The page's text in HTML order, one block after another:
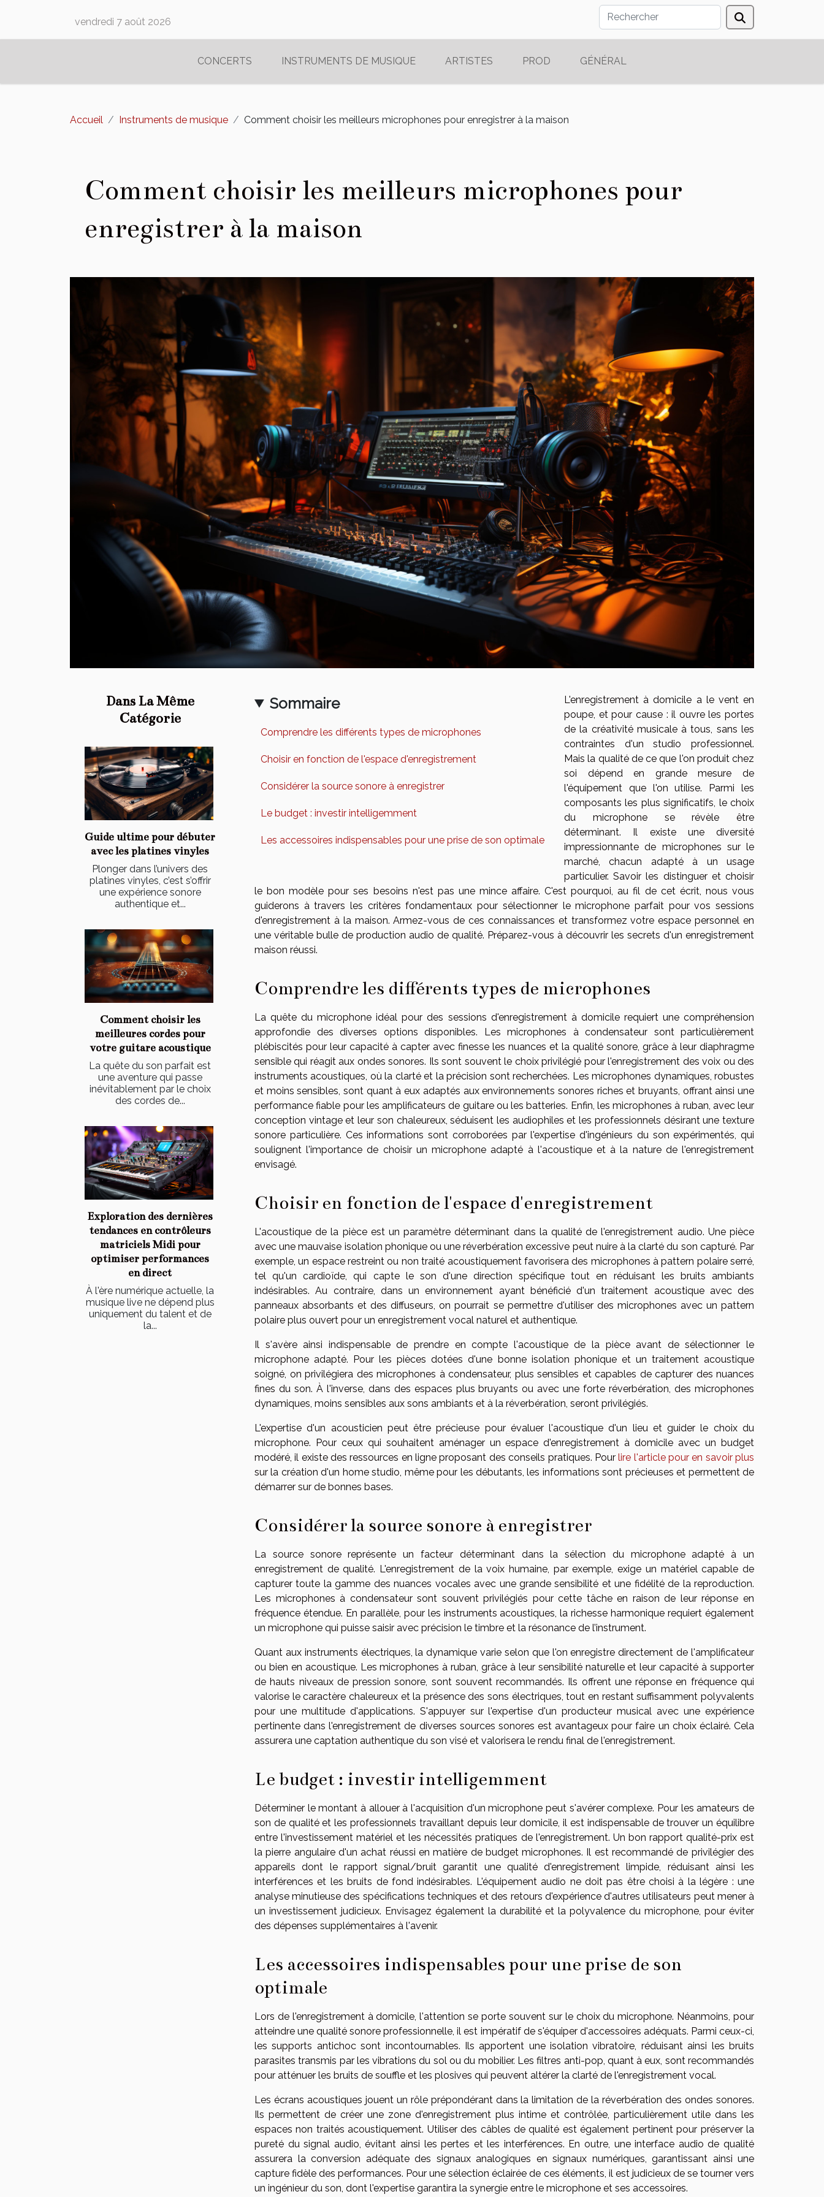
vendredi 7 août 2026
CONCERTS INSTRUMENTS DE MUSIQUE ARTISTES PROD GÉNÉRAL
Accueil Instruments de musique Comment choisir les meilleurs microphones pour enregistrer à la maison
Comment choisir les meilleurs microphones pour
enregistrer à la maison
Dans La Même
Catégorie
Guide ultime pour débuter
avec les platines vinyles
Plonger dans l’univers des
platines vinyles, c’est s’offrir
une expérience sonore
authentique et...
Comment choisir les
meilleures cordes pour
votre guitare acoustique
La quête du son parfait est
une aventure qui passe
inévitablement par le choix
des cordes de...
Exploration des dernières
tendances en contrôleurs
matriciels Midi pour
optimiser performances
en direct
À l'ère numérique actuelle, la
musique live ne dépend plus
uniquement du talent et de
la...
Sommaire
Comprendre les différents types de microphones
Choisir en fonction de l'espace d'enregistrement
Considérer la source sonore à enregistrer
Le budget : investir intelligemment
Les accessoires indispensables pour une prise de son optimale
L'enregistrement à domicile a le vent en
poupe, et pour cause : il ouvre les portes
de la créativité musicale à tous, sans les
contraintes d'un studio professionnel.
Mais la qualité de ce que l'on produit chez
soi dépend en grande mesure de
l'équipement que l'on utilise. Parmi les
composants les plus significatifs, le choix
du microphone se révèle être
déterminant. Il existe une diversité
impressionnante de microphones sur le
marché, chacun adapté à un usage
particulier. Savoir les distinguer et choisir
le bon modèle pour ses besoins n'est pas une mince affaire. C'est pourquoi, au fil de cet écrit, nous vous
guiderons à travers les critères fondamentaux pour sélectionner le microphone parfait pour vos sessions
d'enregistrement à la maison. Armez-vous de ces connaissances et transformez votre espace personnel en
une véritable bulle de production audio de qualité. Préparez-vous à découvrir les secrets d'un enregistrement
maison réussi.
Comprendre les différents types de microphones
La quête du microphone idéal pour des sessions d'enregistrement à domicile requiert une compréhension
approfondie des diverses options disponibles. Les microphones à condensateur sont particulièrement
plébiscités pour leur capacité à capter avec finesse les nuances et la qualité sonore, grâce à leur diaphragme
sensible qui réagit aux ondes sonores. Ils sont souvent le choix privilégié pour l'enregistrement des voix ou des
instruments acoustiques, où la clarté et la précision sont recherchées. Les microphones dynamiques, robustes
et moins sensibles, sont quant à eux adaptés aux environnements sonores riches et bruyants, offrant ainsi une
performance fiable pour les amplificateurs de guitare ou les batteries. Enfin, les microphones à ruban, avec leur
conception vintage et leur son chaleureux, séduisent les audiophiles et les professionnels désirant une texture
sonore particulière. Ces informations sont corroborées par l'expertise d'ingénieurs du son expérimentés, qui
soulignent l'importance de choisir un microphone adapté à l'acoustique et à la nature de l'enregistrement
envisagé.
Choisir en fonction de l'espace d'enregistrement
L'acoustique de la pièce est un paramètre déterminant dans la qualité de l'enregistrement audio. Une pièce
avec une mauvaise isolation phonique ou une réverbération excessive peut nuire à la clarté du son capturé. Par
exemple, un espace restreint ou non traité acoustiquement favorisera des microphones à pattern polaire serré,
tel qu'un cardioïde, qui capte le son d'une direction spécifique tout en réduisant les bruits ambiants
indésirables. Au contraire, dans un environnement ayant bénéficié d'un traitement acoustique avec des
panneaux absorbants et des diffuseurs, on pourrait se permettre d'utiliser des microphones avec un pattern
polaire plus ouvert pour un enregistrement vocal naturel et authentique.
Il s'avère ainsi indispensable de prendre en compte l'acoustique de la pièce avant de sélectionner le
microphone adapté. Pour les pièces dotées d'une bonne isolation phonique et un traitement acoustique
soigné, on privilégiera des microphones à condensateur, plus sensibles et capables de capturer des nuances
fines du son. À l'inverse, dans des espaces plus bruyants ou avec une forte réverbération, des microphones
dynamiques, moins sensibles aux sons ambiants et à la réverbération, seront privilégiés.
L'expertise d'un acousticien peut être précieuse pour évaluer l'acoustique d'un lieu et guider le choix du
microphone. Pour ceux qui souhaitent aménager un espace d'enregistrement à domicile avec un budget
modéré, il existe des ressources en ligne proposant des conseils pratiques. Pourlire l'article pour en savoir plus
sur la création d'un home studio, même pour les débutants, les informations sont précieuses et permettent de
démarrer sur de bonnes bases.
Considérer la source sonore à enregistrer
La source sonore représente un facteur déterminant dans la sélection du microphone adapté à un
enregistrement de qualité. L'enregistrement de la voix humaine, par exemple, exige un matériel capable de
capturer toute la gamme des nuances vocales avec une grande sensibilité et une fidélité de la reproduction.
Les microphones à condensateur sont souvent privilégiés pour cette tâche en raison de leur réponse en
fréquence étendue. En parallèle, pour les instruments acoustiques, la richesse harmonique requiert également
un microphone qui puisse saisir avec précision le timbre et la résonance de l’instrument.
Quant aux instruments électriques, la dynamique varie selon que l'on enregistre directement de l'amplificateur
ou bien en acoustique. Les microphones à ruban, grâce à leur sensibilité naturelle et leur capacité à supporter
de hauts niveaux de pression sonore, sont souvent recommandés. Ils offrent une réponse en fréquence qui
valorise le caractère chaleureux et la présence des sons électriques, tout en restant suffisamment polyvalents
pour une multitude d'applications. S'appuyer sur l'expertise d'un producteur musical avec une expérience
pertinente dans l'enregistrement de diverses sources sonores est avantageux pour faire un choix éclairé. Cela
assurera une captation authentique du son visé et valorisera le rendu final de l'enregistrement.
Le budget : investir intelligemment
Déterminer le montant à allouer à l'acquisition d'un microphone peut s'avérer complexe. Pour les amateurs de
son de qualité et les professionnels travaillant depuis leur domicile, il est indispensable de trouver un équilibre
entre l'investissement matériel et les nécessités pratiques de l'enregistrement. Un bon rapport qualité-prix est
la pierre angulaire d'un achat réussi en matière de budget microphones. Il est recommandé de privilégier des
appareils dont le rapport signal/bruit garantit une qualité d'enregistrement limpide, réduisant ainsi les
interférences et les bruits de fond indésirables. L'équipement audio ne doit pas être choisi à la légère : une
analyse minutieuse des spécifications techniques et des retours d'expérience d'autres utilisateurs peut mener à
un investissement judicieux. Envisagez également la durabilité et la polyvalence du microphone, pour éviter
des dépenses supplémentaires à l'avenir.
Les accessoires indispensables pour une prise de son
optimale
Lors de l'enregistrement à domicile, l'attention se porte souvent sur le choix du microphone. Néanmoins, pour
atteindre une qualité sonore professionnelle, il est impératif de s'équiper d'accessoires adéquats. Parmi ceux-ci,
les supports antichoc sont incontournables. Ils apportent une isolation vibratoire, réduisant ainsi les bruits
parasites transmis par les vibrations du sol ou du mobilier. Les filtres anti-pop, quant à eux, sont recommandés
pour atténuer les bruits de souffle et les plosives qui peuvent altérer la clarté de l'enregistrement vocal.
Les écrans acoustiques jouent un rôle prépondérant dans la limitation de la réverbération des ondes sonores.
Ils permettent de créer une zone d'enregistrement plus intime et contrôlée, particulièrement utile dans les
espaces non traités acoustiquement. Utiliser des câbles de qualité est également pertinent pour préserver la
pureté du signal audio, évitant ainsi les pertes et les interférences. En outre, une interface audio de qualité
assurera la conversion adéquate des signaux analogiques en signaux numériques, garantissant ainsi une
capture fidèle des performances. Pour une sélection éclairée de ces éléments, il est judicieux de se tourner vers
un ingénieur du son, dont l'expertise garantira la synergie entre le microphone et ses accessoires.